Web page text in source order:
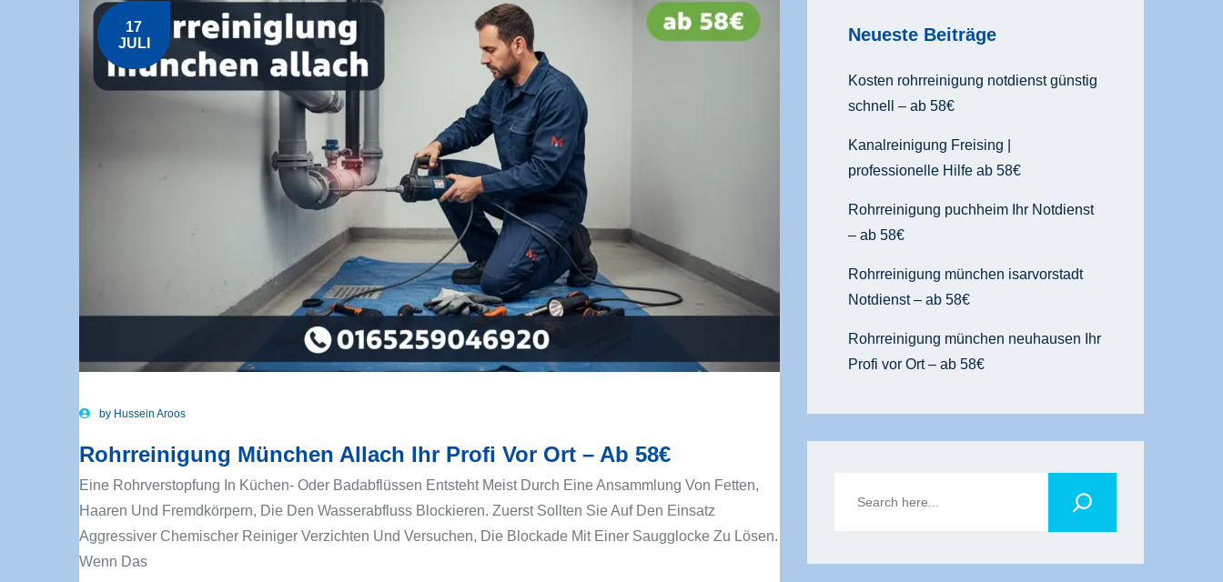
17
JULI
by Hussein Aroos
Rohrreinigung München Allach Ihr Profi Vor Ort – Ab 58€
Eine Rohrverstopfung In Küchen- Oder Badabflüssen Entsteht Meist Durch Eine Ansammlung Von Fetten,
Haaren Und Fremdkörpern, Die Den Wasserabfluss Blockieren. Zuerst Sollten Sie Auf Den Einsatz
Aggressiver Chemischer Reiniger Verzichten Und Versuchen, Die Blockade Mit Einer Saugglocke Zu Lösen.
Wenn Das
Neueste Beiträge
Kosten rohrreinigung notdienst günstig
schnell – ab 58€
Kanalreinigung Freising |
professionelle Hilfe ab 58€
Rohrreinigung puchheim Ihr Notdienst
– ab 58€
Rohrreinigung münchen isarvorstadt
Notdienst – ab 58€
Rohrreinigung münchen neuhausen Ihr
Profi vor Ort – ab 58€